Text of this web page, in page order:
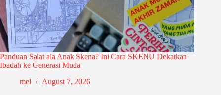
Panduan Salat ala Anak Skena? Ini Cara SKENU Dekatkan
Ibadah ke Generasi Muda
mel
August 7, 2026